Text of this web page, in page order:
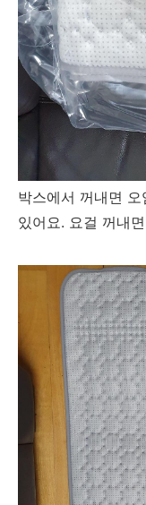
박스에서 꺼내면
있어요. 요걸 꺼내